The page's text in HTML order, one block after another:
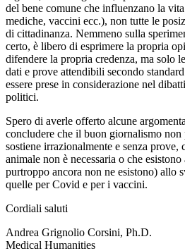
del bene comune che influenzano la
mediche, vaccini ecc.), non tutte le
di cittadinanza. Nemmeno sulla
certo, è libero di esprimere la propria
difendere la propria credenza, ma solo
dati e prove attendibili secondo
essere prese in considerazione nel
politici.
Spero di averle offerto alcune
concludere che il buon giornalismo non
sostiene irrazionalmente e senza prove,
animale non è necessaria o che
purtroppo ancora non ne esistono) allo
quelle per Covid e per i vaccini.
Cordiali saluti
Andrea Grignolio Corsini, Ph.D.
Medical Humanities